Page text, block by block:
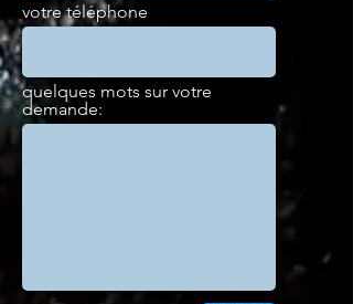
votre téléphone
quelques mots sur votre
demande: